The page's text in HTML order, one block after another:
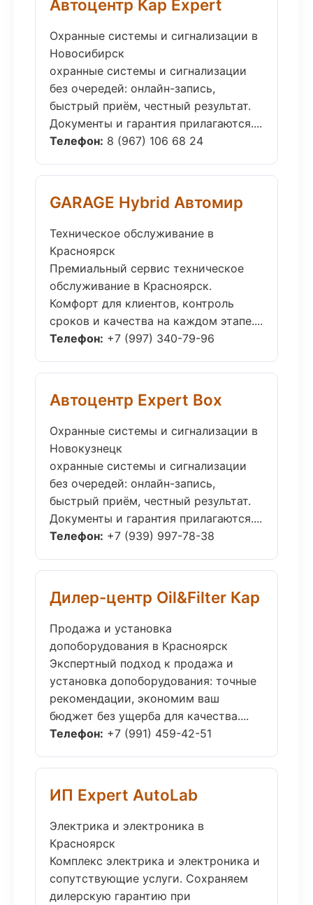
Автоцентр Кар Expert
Охранные системы и сигнализации в
Новосибирск
охранные системы и сигнализации
без очередей: онлайн-запись,
быстрый приём, честный результат.
Документы и гарантия прилагаются....
Телефон: 8 (967) 106 68 24
GARAGE Hybrid Автомир
Техническое обслуживание в
Красноярск
Премиальный сервис техническое
обслуживание в Красноярск.
Комфорт для клиентов, контроль
сроков и качества на каждом этапе....
Телефон: +7 (997) 340-79-96
Автоцентр Expert Box
Охранные системы и сигнализации в
Новокузнецк
охранные системы и сигнализации
без очередей: онлайн-запись,
быстрый приём, честный результат.
Документы и гарантия прилагаются....
Телефон: +7 (939) 997-78-38
Дилер-центр Oil&Filter Кар
Продажа и установка
допоборудования в Красноярск
Экспертный подход к продажа и
установка допоборудования: точные
рекомендации, экономим ваш
бюджет без ущерба для качества....
Телефон: +7 (991) 459-42-51
ИП Expert AutoLab
Электрика и электроника в
Красноярск
Комплекс электрика и электроника и
сопутствующие услуги. Сохраняем
дилерскую гарантию при